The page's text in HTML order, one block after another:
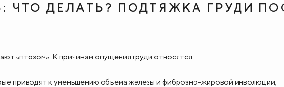
ЧТО ДЕЛАТЬ? ПОДТЯЖКА ГРУДИ
«птозом». К причинам опущения груди относятся:
приводят к уменьшению объема железы и фиброзно-жировой инволюции;